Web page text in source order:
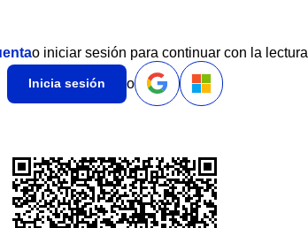
o iniciar sesión para continuar con la lectura
Inicia sesión o